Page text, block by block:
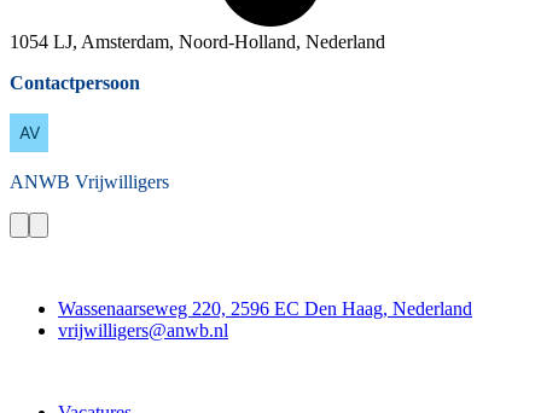
1054 LJ, Amsterdam, Noord-Holland, Nederland
Contactpersoon
ANWB Vrijwilligers
Wassenaarseweg 220, 2596 EC Den Haag, Nederland
vrijwilligers@anwb.nl